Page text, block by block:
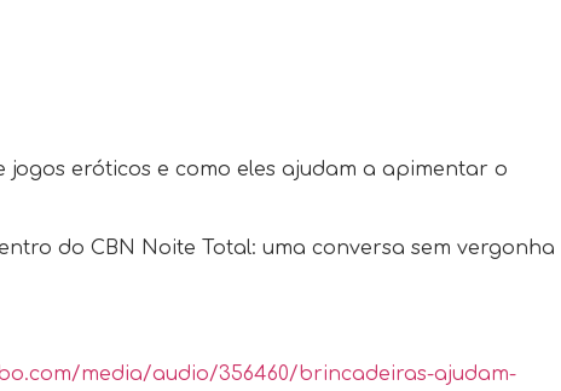
jogos eróticos e como eles ajudam a apimentar o
do CBN Noite Total: uma conversa sem vergonha
media/audio/356460/brincadeiras-ajudam-